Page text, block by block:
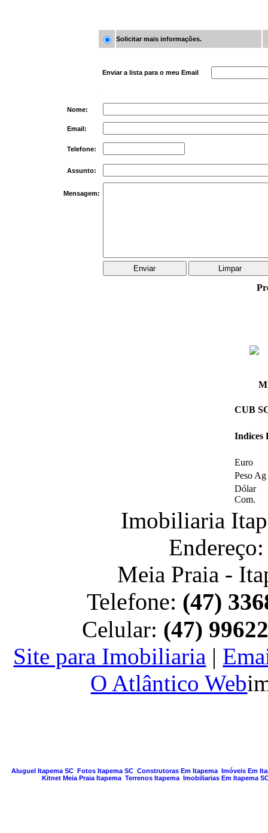
Solicitar mais informações.
Enviar a lista para o meu Email
Nome:
Email:
Telefone:
Assunto:
Mensagem:
CUB
Indices
Euro
Peso Ag
Dólar
Com.
Imobiliaria
Meia Praia -
Telefone: (47)
Celular: (47)
Site para Imobiliaria |
O Atlântico Web
Imóveis Em
Construtoras Em Itapema
Fotos Itapema SC
Aluguel Itapema SC
Imobiliarias Em Itapema
Terrenos Itapema
Kitnet Meia Praia Itapema